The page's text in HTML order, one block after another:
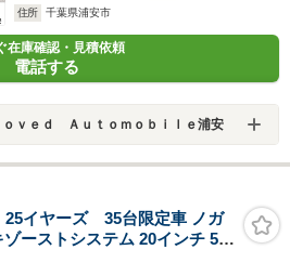
住所
千葉県浦安市
在庫確認・見積依頼
電話する
ｖｅｄ Ａｕｔｏｍｏｂｉｌｅ浦安
イヤーズ 35台限定車 ノガ
ーストシステム 20インチ 5ア
アンスラサイト/ブラックポ